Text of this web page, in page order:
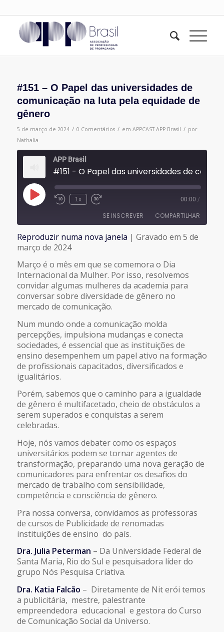
#151 – O Papel das universidades de
comunicação na luta pela equidade de
gênero
5 de março de 2024 / 0 Comentários / em APPCAST APP Brasil / por
Nathalia
APP Brasil
Reproduzir
episódio
1x 00:00 /
SE INSCREVER COMPARTILHAR
FEED RSS
COMPARTILHAR
LINK
INCORPORAR
Reproduzir numa nova janela | Gravado em 5 de
março de 2024
Março é o mês em que se comemora o Dia
Internacional da Mulher. Por isso, resolvemos
convidar algumas mulheres da academia para
conversar sobre diversidade de gênero no
mercado de comunicação.
Num mundo onde a comunicação molda
percepções, impulsiona mudanças e conecta
sociedades, é essencial que as instituições de
ensino desempenhem um papel ativo na formação
de profissionais capacitados, diversificados e
igualitários.
Porém, sabemos que o caminho para a igualdade
de gênero é multifacetado, cheio de obstáculos a
serem superados e conquistas a serem
celebradas.
Hoje, nós vamos debater como os espaços
universitários podem se tornar agentes de
transformação, preparando uma nova geração de
comunicadores para enfrentar os desafios do
mercado de trabalho com sensibilidade,
competência e consciência de gênero.
Pra nossa conversa, convidamos as professoras
de cursos de Publicidade de renomadas
instituições de ensino do país.
Dra. Julia Peterman – Da Universidade Federal de
Santa Maria, Rio do Sul e pesquisadora líder do
grupo Nós Pesquisa Criativa.
Dra. Katia Falcão – Diretamente de Nit erói temos
a publicitária, mestre, palestrante
empreendedora educacional e gestora do Curso
de Comunicação Social da Universo.